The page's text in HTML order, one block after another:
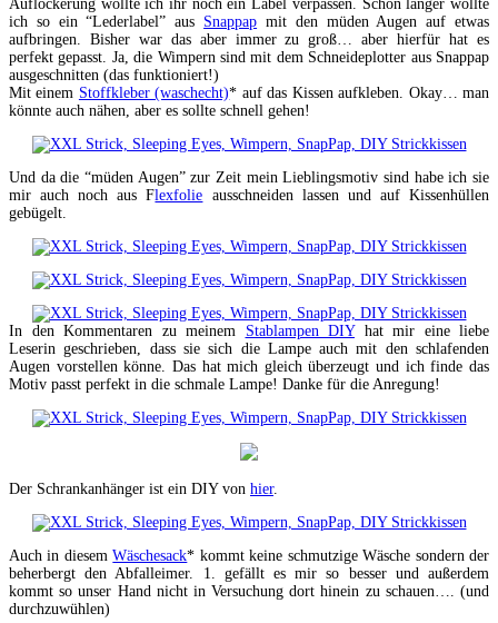
Auflockerung wollte ich ihr noch ein Label verpassen. Schon länger wollte
ich so ein “Lederlabel” aus Snappap mit den müden Augen auf etwas
aufbringen. Bisher war das aber immer zu groß… aber hierfür hat es
perfekt gepasst. Ja, die Wimpern sind mit dem Schneideplotter aus Snappap
ausgeschnitten (das funktioniert!)
Mit einem Stoffkleber (waschecht)* auf das Kissen aufkleben. Okay… man
könnte auch nähen, aber es sollte schnell gehen!
Und da die “müden Augen” zur Zeit mein Lieblingsmotiv sind habe ich sie
mir auch noch aus Flexfolie ausschneiden lassen und auf Kissenhüllen
gebügelt.
In den Kommentaren zu meinem Stablampen DIYhat mir eine liebe
Leserin geschrieben, dass sie sich die Lampe auch mit den schlafenden
Augen vorstellen könne. Das hat mich gleich überzeugt und ich finde das
Motiv passt perfekt in die schmale Lampe! Danke für die Anregung!
Der Schrankanhänger ist ein DIY von hier.
Auch in diesemWäschesack* kommt keine schmutzige Wäsche sondern der
beherbergt den Abfalleimer. 1. gefällt es mir so besser und außerdem
kommt so unser Hand nicht in Versuchung dort hinein zu schauen…. (und
durchzuwühlen)